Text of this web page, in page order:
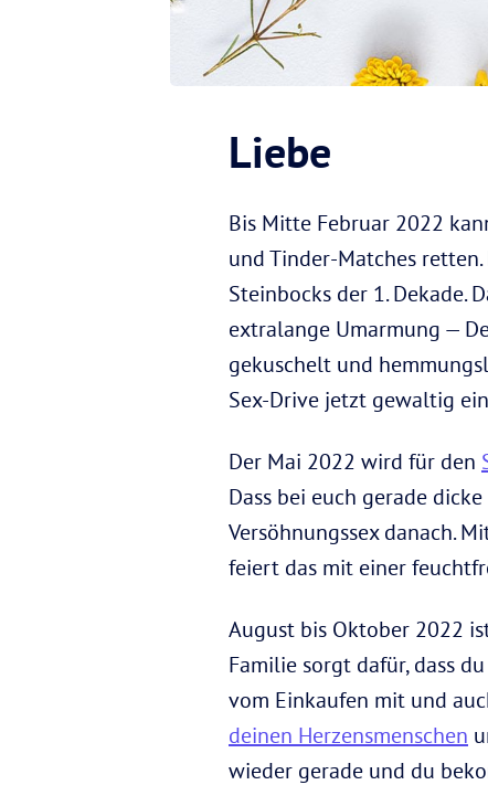
Liebe
Bis Mitte Februar 2022
und Tinder-Matches retten.
Steinbocks der 1. Dekade.
extralange Umarmung —
gekuschelt und
Sex-Drive jetzt gewaltig
Der Mai 2022 wird für den
Dass bei euch gerade
Versöhnungssex danach.
feiert das mit einer
August bis Oktober 2022
Familie sorgt dafür, dass
vom Einkaufen mit und
deinen Herzensmenschen
wieder gerade und du